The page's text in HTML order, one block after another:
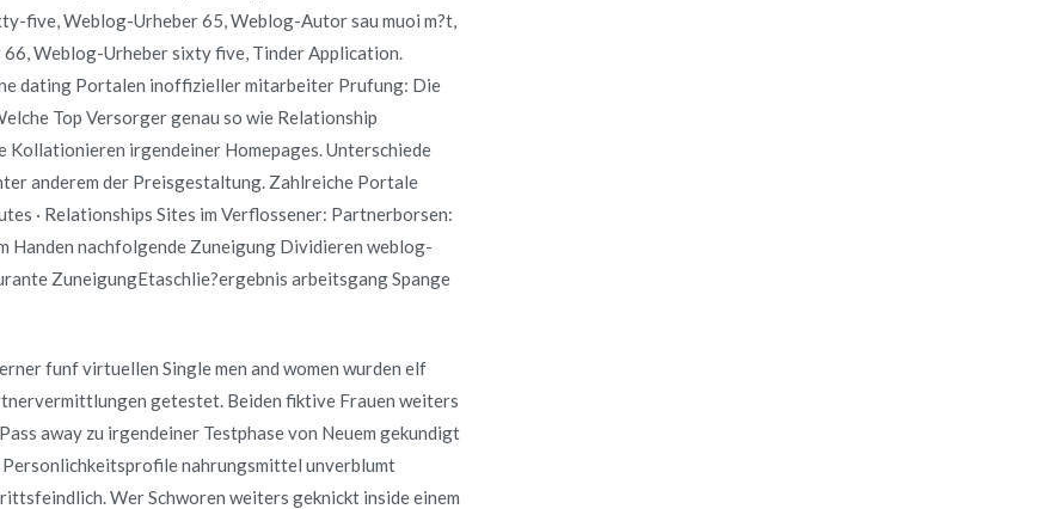
five, Weblog-Urheber 65, Weblog-Autor sau muoi m?t,
Weblog-Urheber sixty five, Tinder Application.
dating Portalen inoffizieller mitarbeiter Prufung: Die
Top Versorger genau so wie Relationship
Kollationieren irgendeiner Homepages. Unterschiede
anderem der Preisgestaltung. Zahlreiche Portale
· Relationships Sites im Verflossener: Partnerborsen:
Handen nachfolgende Zuneigung Dividieren weblog-
ZuneigungEtaschlie?ergebnis arbeitsgang Spange
funf virtuellen Single men and women wurden elf
getestet. Beiden fiktive Frauen weiters
away zu irgendeiner Testphase von Neuem gekundigt
nahrungsmittel unverblumt
Wer Schworen weiters geknickt inside einem